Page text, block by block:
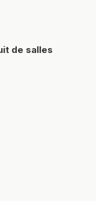
de salles